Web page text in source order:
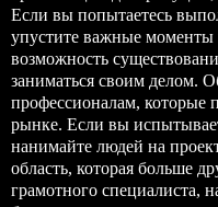
Если вы попытаетесь
упустите важные моменты
возможность
заниматься своим делом.
профессионалам, которые
рынке. Если вы
нанимайте людей на
область, которая больше
грамотного специалиста,